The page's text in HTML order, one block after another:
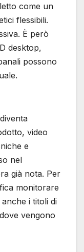
come un
flessibili.
È però
desktop,
possono
video
e
nel
già nota. Per
monitorare
i titoli di
vengono